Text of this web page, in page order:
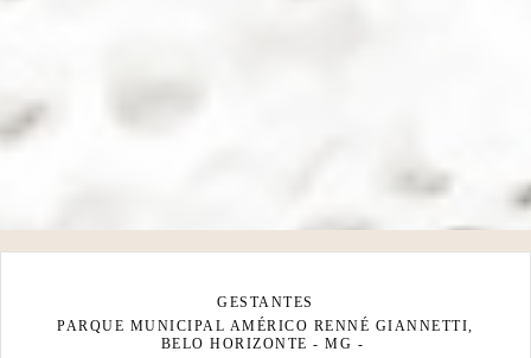
GESTANTES
PARQUE MUNICIPAL AMÉRICO RENNÉ GIANNETTI,
BELO HORIZONTE - MG